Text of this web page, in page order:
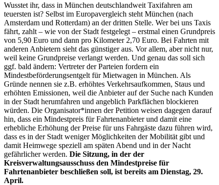
Wusstet ihr, dass in München deutschlandweit Taxifahren am
teuersten ist? Selbst im Europavergleich steht München (nach
Amsterdam und Rotterdam) an der dritten Stelle. Wer bei uns Taxis
fährt, zahlt – wie von der Stadt festgelegt – erstmal einen Grundpreis
von 5,90 Euro und dann pro Kilometer 2,70 Euro. Bei Fahrten mit
anderen Anbietern sieht das günstiger aus. Vor allem, aber nicht nur,
weil keine Grundpreise verlangt werden. Und genau das soll sich
ggf. bald ändern: Vertreter der Parteien fordern ein
Mindestbeförderungsentgelt für Mietwagen in München. Als
Gründe nennen sie z.B. erhöhtes Verkehrsaufkommen, Staus und
erhöhten Emissionen, weil die Anbieter auf der Suche nach Kunden
in der Stadt herumfahren und angeblich Parkflächen blockieren
würden. Die Organisator*innen der Petition weisen dagegen darauf
hin, dass ein Mindestpreis für Fahrtenanbieter und damit eine
erhebliche Erhöhung der Preise für uns Fahrgäste dazu führen wird,
dass es in der Stadt weniger Möglichkeiten der Mobilität gibt und
damit Heimwege speziell am späten Abend und in der Nacht
gefährlicher werden. Die Sitzung, in der der
Kreisverwaltungsausschuss den Mindestpreise für
Fahrtenanbieter beschließen soll, ist bereits am Dienstag, 29.
April.